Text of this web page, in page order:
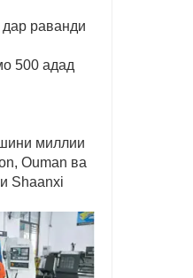
раванди
500 адад
миллии
Ouman ва
Shaanxi